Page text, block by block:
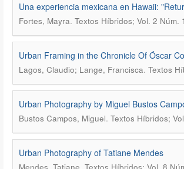
Una experiencia mexicana en Hawaii:
Fortes, Mayra. Textos Híbridos; Vol. 2 Núm.
Urban Framing in the Chronicle Of Óscar
Lagos, Claudio; Lange, Francisca. Textos
Urban Photography by Miguel Bustos
Bustos Campos, Miguel. Textos Híbridos;
Urban Photography of Tatiane Mendes
.